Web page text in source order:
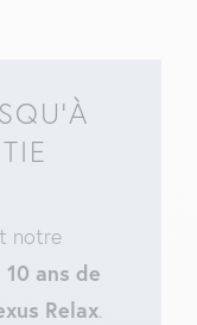
notre
10 ans de
Relax.